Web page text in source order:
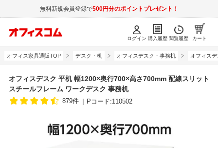
無料新規会員登録で500円分のポイントプレゼント！
ログイン 購入履歴 閲覧履歴 カート
オフィス家具通販TOP デスク・机 オフィスデスク・事務机 オフィス
オフィスデスク 平机 幅1200×奥行700×高さ700mm 配線スリット
スチールフレーム ワークデスク 事務机
879件 Pコード:110502